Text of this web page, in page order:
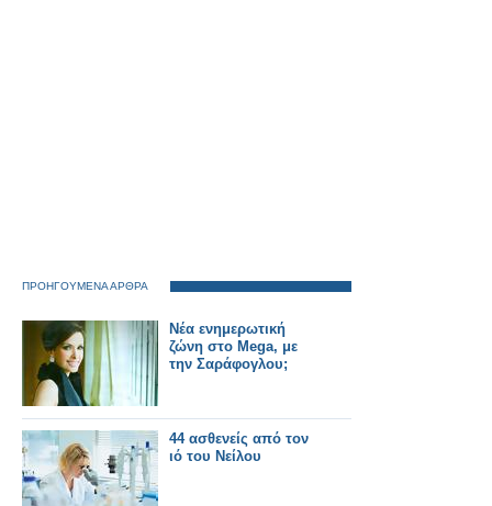
ΠΡΟΗΓΟΥΜΕΝΑ ΑΡΘΡΑ
Νέα ενημερωτική
ζώνη στο Mega, με
την Σαράφογλου;
44 ασθενείς από τον
ιό του Νείλου